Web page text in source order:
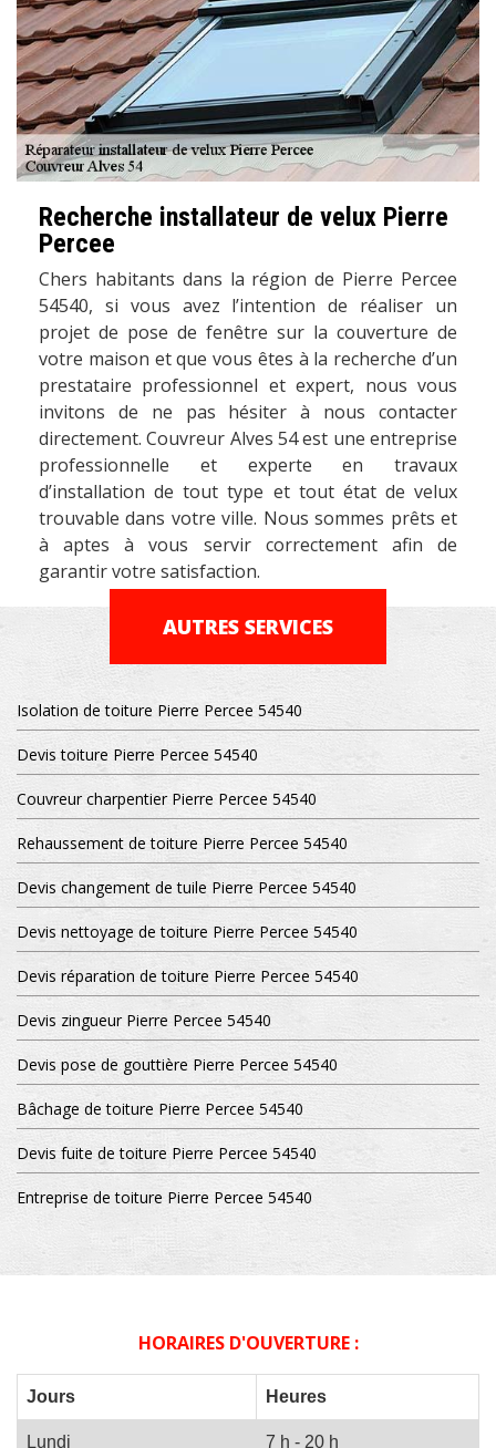
Recherche installateur de velux Pierre
Percee
Chers habitants dans la région de Pierre Percee
54540, si vous avez l’intention de réaliser un
projet de pose de fenêtre sur la couverture de
votre maison et que vous êtes à la recherche d’un
prestataire professionnel et expert, nous vous
invitons de ne pas hésiter à nous contacter
directement. Couvreur Alves 54 est une entreprise
professionnelle et experte en travaux
d’installation de tout type et tout état de velux
trouvable dans votre ville. Nous sommes prêts et
à aptes à vous servir correctement afin de
garantir votre satisfaction.
AUTRES SERVICES
Isolation de toiture Pierre Percee 54540
Devis toiture Pierre Percee 54540
Couvreur charpentier Pierre Percee 54540
Rehaussement de toiture Pierre Percee 54540
Devis changement de tuile Pierre Percee 54540
Devis nettoyage de toiture Pierre Percee 54540
Devis réparation de toiture Pierre Percee 54540
Devis zingueur Pierre Percee 54540
Devis pose de gouttière Pierre Percee 54540
Bâchage de toiture Pierre Percee 54540
Devis fuite de toiture Pierre Percee 54540
Entreprise de toiture Pierre Percee 54540
HORAIRES D'OUVERTURE :
Jours Heures
Lundi 7 h - 20 h